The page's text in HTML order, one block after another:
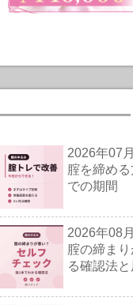
2026年07
腟を締め
での期間
2026年08
腟の締ま
る確認法